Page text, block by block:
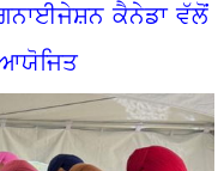
ਕੈਨੇਡਾ ਵੱਲੋਂ
ਆਯੋਜਿਤ